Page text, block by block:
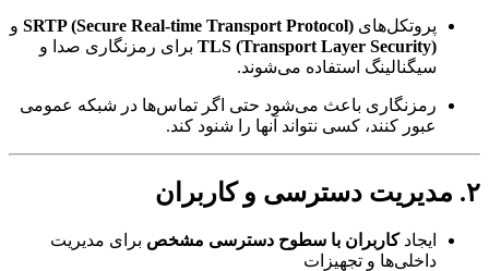
پروتکل‌هایSRTP (Secure Real-time Transport Protocol)و
TLS (Transport Layer Security) برای رمزنگاری صدا و
سیگنالینگ استفاده می‌شوند.
رمزنگاری باعث می‌شود حتی اگر تماس‌ها در شبکه عمومی
عبور کنند، کسی نتواند آنها را شنود کند.
ایجاد کاربران با سطوح دسترسی مشخصبرای مدیریت
داخلی‌ها و تجهیزات